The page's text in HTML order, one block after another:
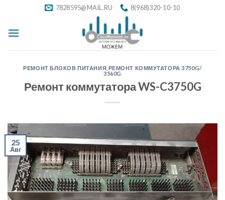
content
7828595@MAIL.RU 8(968)320-10-10
РЕМОНТ БЛОКОВ ПИТАНИЯ РЕМОНТ КОММУТАТОРА 3750G/
3560G
Ремонт коммутатора WS-C3750G
25
Авг